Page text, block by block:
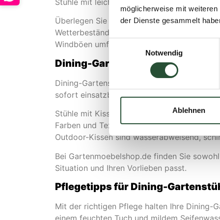
möglicherweise mit
der Dienste gesammelt
Einwilligungsauswahl
Notwendig
Ablehnen
Überlegen Sie auch, wo Sie die Stühle
Wetterbeständigkeit besonders wichtig.
Windböen umfallen.
Dining-Gartenstühle mit oder
Dining-Gartenstühle sind mit und ohne
sofort einsatzbereit. Sie sind ideal, wenn
Stühle mit Kissen bieten dagegen
Farben und Texturen in Ihrer
Outdoor-Kissen sind wasserabweisend,
Bei Gartenmoebelshop.de finden Sie
Situation und Ihren Vorlieben passt.
Pflegetipps für Dining-
Mit der richtigen Pflege halten Ihre Dining-
einem feuchten Tuch und mildem